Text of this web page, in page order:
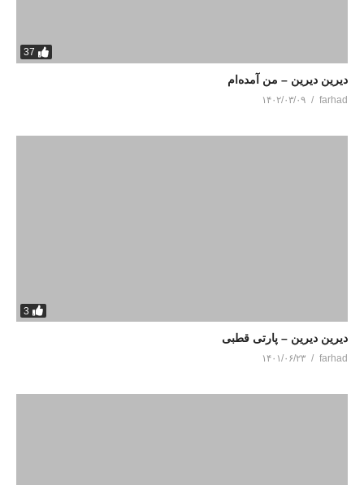
37
دیرین دیرین – من آمده‌ام
farhad ۱۴۰۲/۰۳/۰۹
3
دیرین دیرین – پارتی قطبی
farhad ۱۴۰۱/۰۶/۲۳